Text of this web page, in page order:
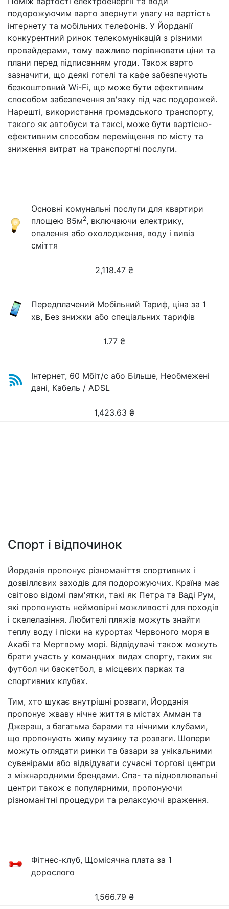
подорожуючим варто звернути увагу на вартість
інтернету та мобільних телефонів. У Йорданії
конкурентний ринок телекомунікацій з різними
провайдерами, тому важливо порівнювати ціни та
плани перед підписанням угоди. Також варто
зазначити, що деякі готелі та кафе забезпечують
безкоштовний Wi-Fi, що може бути ефективним
способом забезпечення зв'язку під час подорожей.
Нарешті, використання громадського транспорту,
такого як автобуси та таксі, може бути вартісно-
ефективним способом переміщення по місту та
зниження витрат на транспортні послуги.
Основні комунальні послуги для квартири
площею 85м2, включаючи електрику,
опалення або охолодження, воду і вивіз
сміття
2,118.47 ₴
Передплачений Мобільний Тариф, ціна за 1
хв, Без знижки або спеціальних тарифів
1.77 ₴
Інтернет, 60 Мбіт/с або Більше, Необмежені
дані, Кабель / ADSL
1,423.63 ₴
Спорт і відпочинок
Йорданія пропонує різноманіття спортивних і
дозвіллєвих заходів для подорожуючих. Країна має
світово відомі пам'ятки, такі як Петра та Ваді Рум,
які пропонують неймовірні можливості для походів
і скелелазіння. Любителі пляжів можуть знайти
теплу воду і піски на курортах Червоного моря в
Акабі та Мертвому морі. Відвідувачі також можуть
брати участь у командних видах спорту, таких як
футбол чи баскетбол, в місцевих парках та
спортивних клубах.
Тим, хто шукає внутрішні розваги, Йорданія
пропонує жваву нічне життя в містах Амман та
Джераш, з багатьма барами та нічними клубами,
що пропонують живу музику та розваги. Шопери
можуть оглядати ринки та базари за унікальними
сувенірами або відвідувати сучасні торгові центри
з міжнародними брендами. Спа- та відновлювальні
центри також є популярними, пропонуючи
різноманітні процедури та релаксуючі враження.
Фітнес-клуб, Щомісячна плата за 1
дорослого
1,566.79 ₴